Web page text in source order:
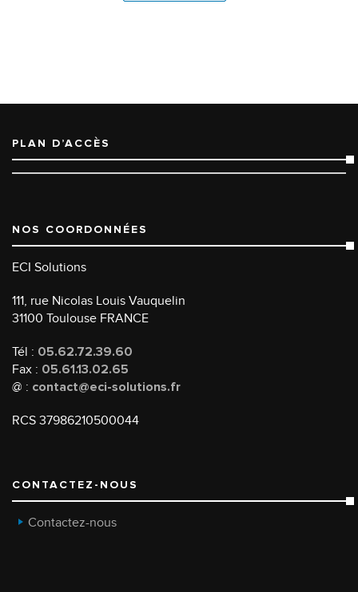
PLAN D’ACCÈS
NOS COORDONNÉES
ECI Solutions
111, rue Nicolas Louis Vauquelin
31100 Toulouse FRANCE
Tél : 05.62.72.39.60
Fax : 05.61.13.02.65
@ : contact@eci-solutions.fr
RCS 37986210500044
CONTACTEZ-NOUS
Contactez-nous